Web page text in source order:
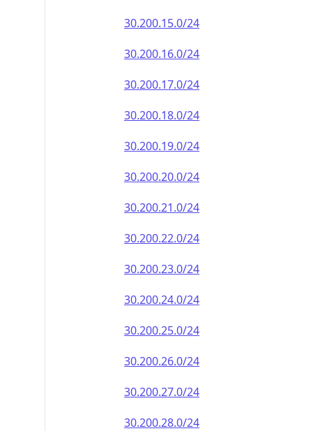
30.200.15.0/24
30.200.16.0/24
30.200.17.0/24
30.200.18.0/24
30.200.19.0/24
30.200.20.0/24
30.200.21.0/24
30.200.22.0/24
30.200.23.0/24
30.200.24.0/24
30.200.25.0/24
30.200.26.0/24
30.200.27.0/24
30.200.28.0/24